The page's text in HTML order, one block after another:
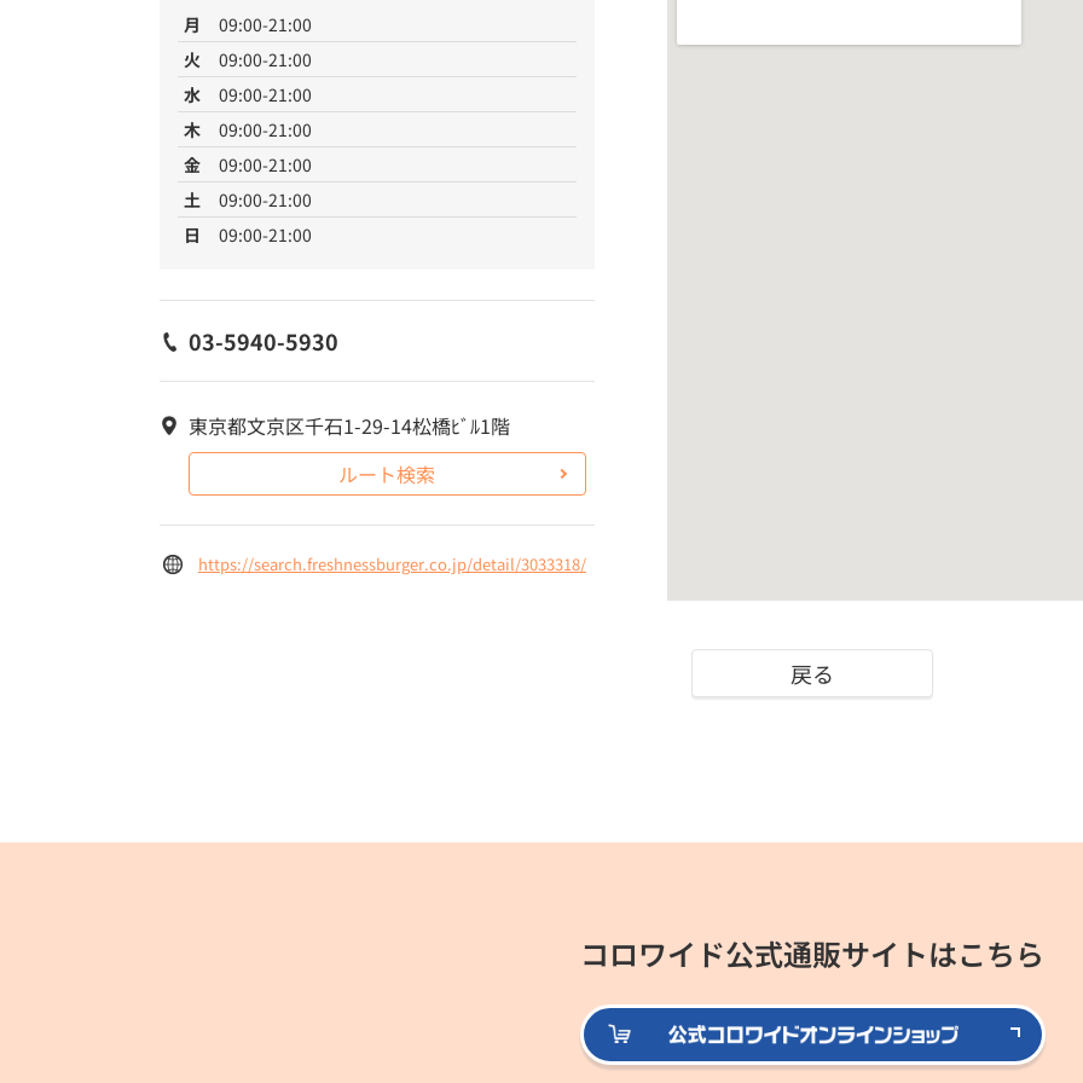
月
09:00-21:00
火
09:00-21:00
水
09:00-21:00
木
09:00-21:00
金
09:00-21:00
土
09:00-21:00
日
09:00-21:00
03-5940-5930
東京都文京区千石1-29-14松橋ﾋﾞﾙ1階
ルート検索
https://search.freshnessburger.co.jp/detail/3033318/
戻る
コロワイド公式通販サイトはこちら
公式